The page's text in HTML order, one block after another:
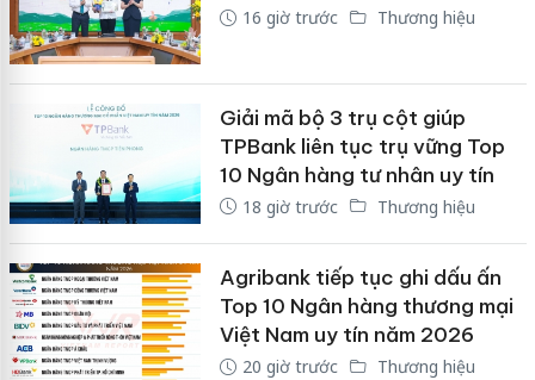
16 giờ trước Thương hiệu
Giải mã bộ 3 trụ cột giúp
TPBank liên tục trụ vững Top
10 Ngân hàng tư nhân uy tín
18 giờ trước Thương hiệu
Agribank tiếp tục ghi dấu ấn
Top 10 Ngân hàng thương mại
Việt Nam uy tín năm 2026
20 giờ trước Thương hiệu